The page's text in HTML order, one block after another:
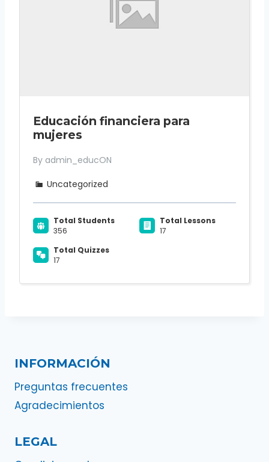
Educación financiera para
mujeres
By admin_educON
Uncategorized
Total Students
356
Total Lessons
17
Total Quizzes
17
INFORMACIÓN
Preguntas frecuentes
Agradecimientos
LEGAL